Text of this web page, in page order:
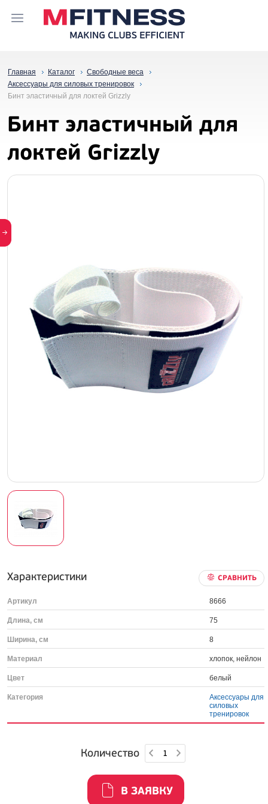
Главная Каталог
Свободные веса
Аксессуары для силовых тренировок
Бинт эластичный для локтей Grizzly
Бинт эластичный для
локтей Grizzly
Характеристики СРАВНИТЬ
Артикул 8666
Длина, см 75
Ширина, см 8
Материал хлопок, нейлон
Цвет белый
Категория
Аксессуары для
силовых
тренировок
Количество
В ЗАЯВКУ